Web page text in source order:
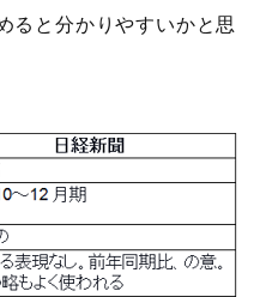
ると分かりやすいかと思